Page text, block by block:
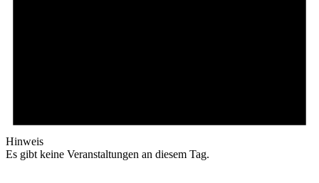
Hinweis
Es gibt keine Veranstaltungen an diesem Tag.